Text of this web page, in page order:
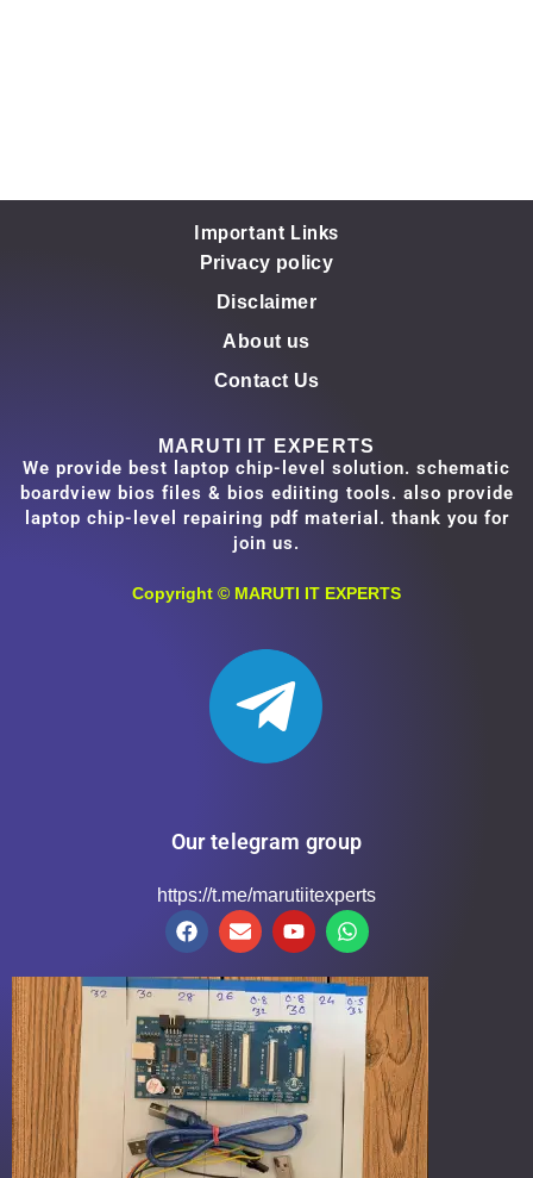
Important Links
Privacy policy
Disclaimer
About us
Contact Us
MARUTI IT EXPERTS
We provide best laptop chip-level solution. schematic
boardview bios files & bios ediiting tools. also provide
laptop chip-level repairing pdf material. thank you for
join us.
Copyright © MARUTI IT EXPERTS
Our telegram group
https://t.me/marutiitexperts